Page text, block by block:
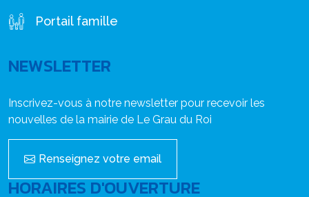
Portail famille
NEWSLETTER
Inscrivez-vous à notre newsletter pour recevoir les
nouvelles de la mairie de Le Grau du Roi
Renseignez votre email
HORAIRES D'OUVERTURE